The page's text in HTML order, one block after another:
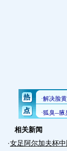
相关新闻
·女足阿尔加夫杯